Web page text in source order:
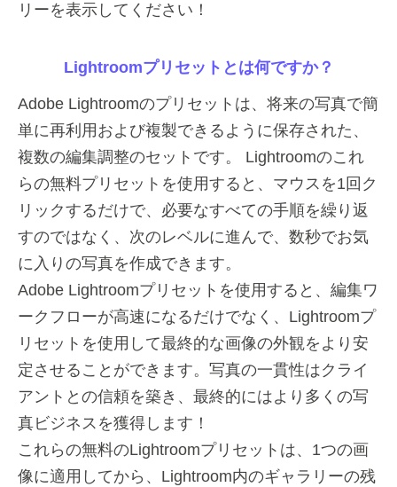
リーを表示してください！
Lightroomプリセットとは何ですか？
Adobe Lightroomのプリセットは、将来の写真で簡
単に再利用および複製できるように保存された、
複数の編集調整のセットです。 Lightroomのこれ
らの無料プリセットを使用すると、マウスを1回ク
リックするだけで、必要なすべての手順を繰り返
すのではなく、次のレベルに進んで、数秒でお気
に入りの写真を作成できます。
Adobe Lightroomプリセットを使用すると、編集ワ
ークフローが高速になるだけでなく、Lightroomプ
リセットを使用して最終的な画像の外観をより安
定させることができます。写真の一貫性はクライ
アントとの信頼を築き、最終的にはより多くの写
真ビジネスを獲得します！
これらの無料のLightroomプリセットは、1つの画
像に適用してから、Lightroom内のギャラリーの残